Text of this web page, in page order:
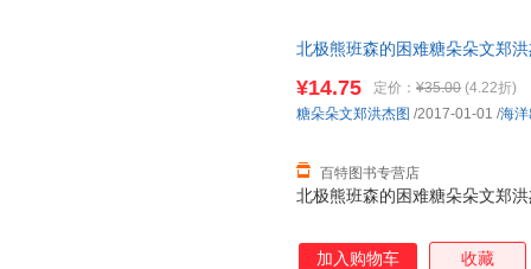
北极熊班森的困难糖朵朵文郑洪
北极熊班森的困难糖朵朵文郑洪
¥14.75 定价： ¥35.00 (4.22折)
百特图书专营店
糖朵朵文郑洪杰图 /2017-01-01 /海
加入购物车 收藏